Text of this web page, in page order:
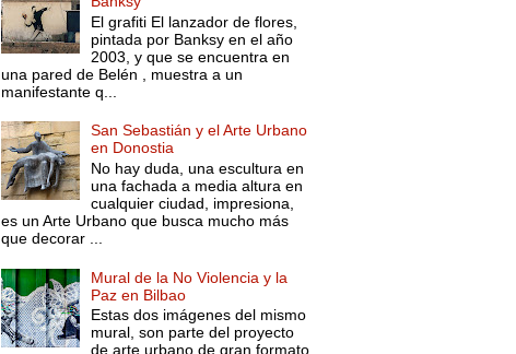
El grafiti El lanzador de flores,
pintada por Banksy en el año
2003, y que se encuentra en
una pared de Belén , muestra a un
manifestante q...
San Sebastián y el Arte Urbano
en Donostia
No hay duda, una escultura en
una fachada a media altura en
cualquier ciudad, impresiona,
es un Arte Urbano que busca mucho más
que decorar ...
Mural de la No Violencia y la
Paz en Bilbao
Estas dos imágenes del mismo
mural, son parte del proyecto
de arte urbano de gran formato